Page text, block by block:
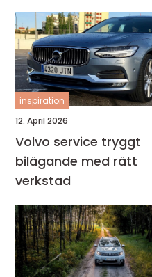
inspiration
12. April 2026
Volvo service tryggt
bilägande med rätt
verkstad